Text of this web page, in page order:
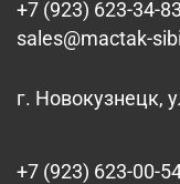
+7 (923) 623-34-83
sales@mactak-
г. Новокузнецк,
+7 (923) 623-00-